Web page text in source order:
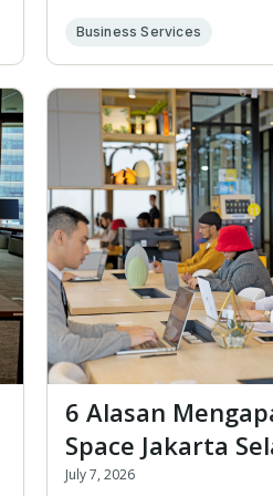
Business Services
6 Alasan
Space Jakarta
untuk Rutinitas
July 7, 2026